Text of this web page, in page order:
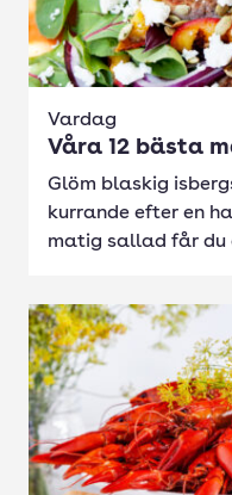
Vardag
Våra 12 bästa
Glöm blaskig
kurrande efter en
matig sallad får du